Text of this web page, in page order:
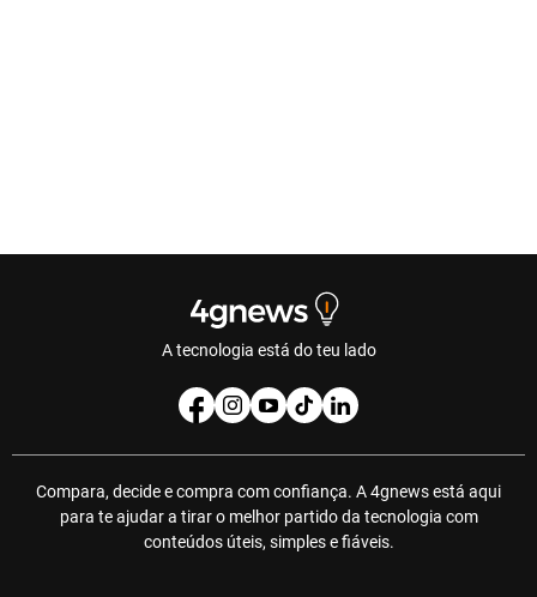
A tecnologia está do teu lado
Compara, decide e compra com confiança. A 4gnews está aqui
para te ajudar a tirar o melhor partido da tecnologia com
conteúdos úteis, simples e fiáveis.